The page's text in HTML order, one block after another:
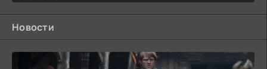
Новости